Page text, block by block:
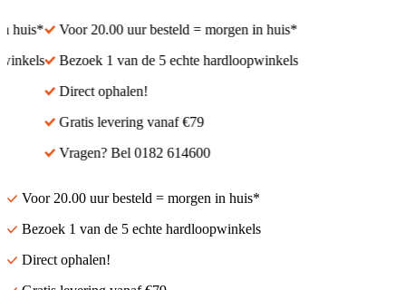
huis*
Voor 20.00 uur besteld = morgen in huis*
Bezoek 1 van de 5 echte hardloopwinkels
Direct ophalen!
Gratis levering vanaf €79
Vragen? Bel 0182 614600
Voor 20.00 uur besteld = morgen in huis*
Bezoek 1 van de 5 echte hardloopwinkels
Direct ophalen!